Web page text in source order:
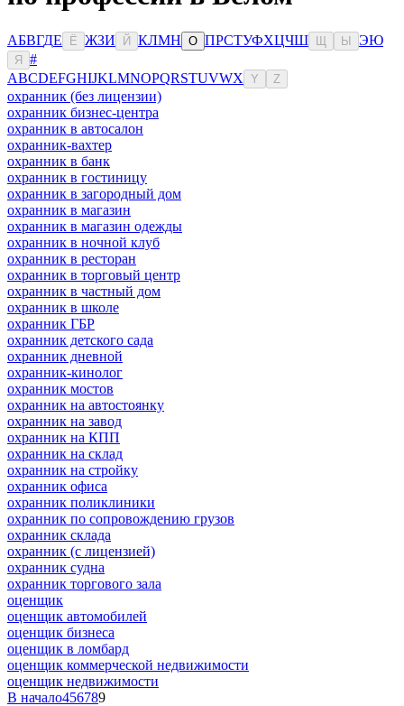
АБВГДЕ Ё ЖЗИ Й КЛМН О ПРСТУФХЦЧШ Ы ЭЮ
Я
#
ABCDEFGHIJKLMNOPQRSTUVWX Y Z
охранник (без лицензии)
охранник бизнес-центра
охранник в автосалон
охранник-вахтер
охранник в банк
охранник в гостиницу
охранник в загородный дом
охранник в магазин
охранник в магазин одежды
охранник в ночной клуб
охранник в ресторан
охранник в торговый центр
охранник в частный дом
охранник в школе
охранник ГБР
охранник детского сада
охранник дневной
охранник-кинолог
охранник мостов
охранник на автостоянку
охранник на завод
охранник на КПП
охранник на склад
охранник на стройку
охранник офиса
охранник поликлиники
охранник по сопровождению грузов
охранник склада
охранник (с лицензией)
охранник судна
охранник торгового зала
оценщик
оценщик автомобилей
оценщик бизнеса
оценщик в ломбард
оценщик коммерческой недвижимости
оценщик недвижимости
В начало456789